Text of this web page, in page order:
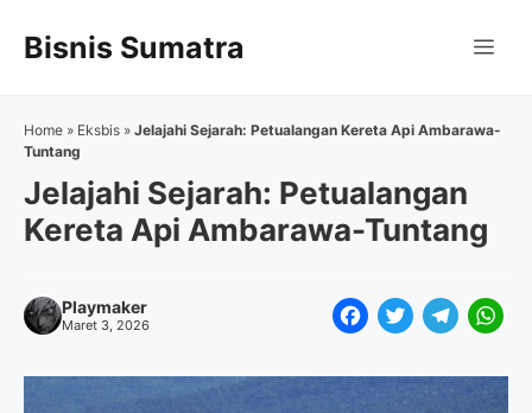
Bisnis Sumatra
Home » Eksbis » Jelajahi Sejarah: Petualangan Kereta Api Ambarawa-
Tuntang
Jelajahi Sejarah: Petualangan
Kereta Api Ambarawa-Tuntang
Playmaker
Maret 3, 2026
F
T
T
W